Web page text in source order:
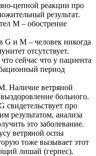
цепной реакции про
результат.
М – обострение
G и M – человек никогда
отсутствует.
сейчас что у пациента
период
Наличие ветряной
больного.
свидетельствует про
результатом, анализа
это заболевание.
ветряной оспы
тоже вызывает этот
лишай (герпес).